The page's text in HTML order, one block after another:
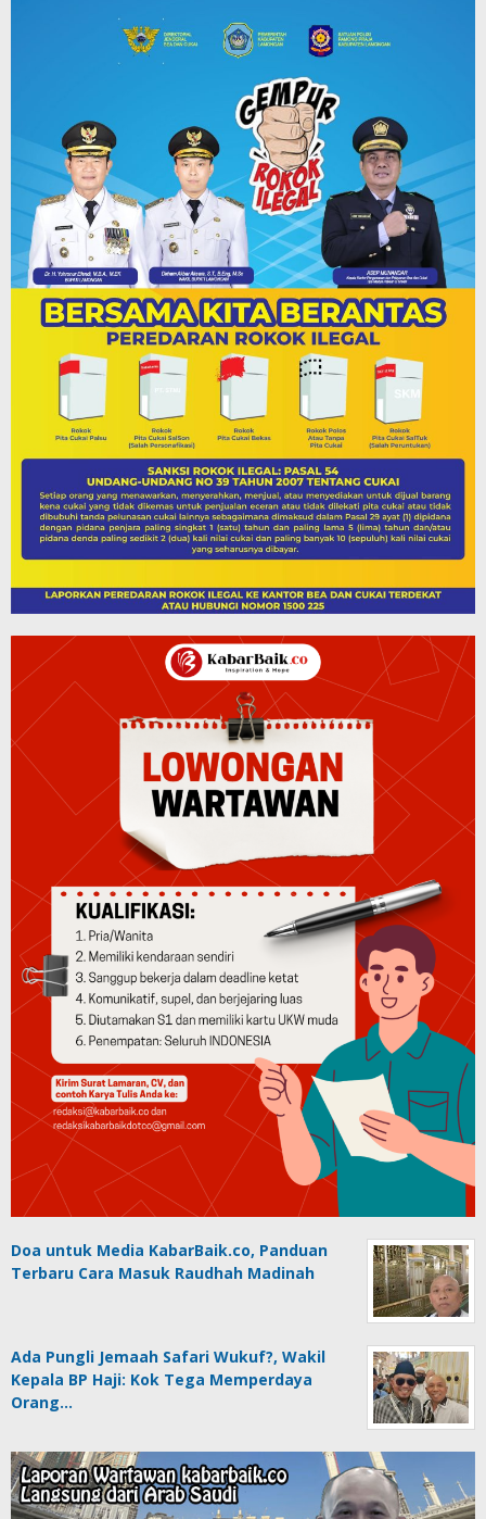
Doa untuk Media KabarBaik.co, Panduan
Terbaru Cara Masuk Raudhah Madinah
Ada Pungli Jemaah Safari Wukuf?, Wakil
Kepala BP Haji: Kok Tega Memperdaya
Orang…